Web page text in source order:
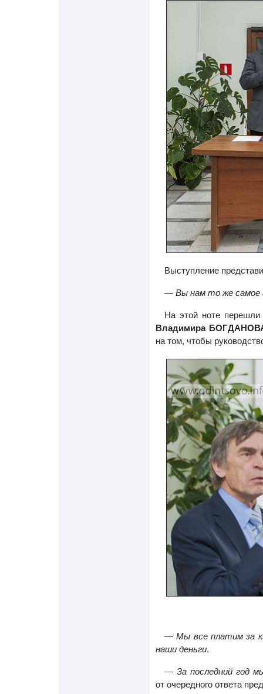
Выступление
— Вы нам то же самое
На этой ноте перешли
Владимира
на том, чтобы
—Мы все платим за
наши деньги.
— За последний год
от очередного ответа